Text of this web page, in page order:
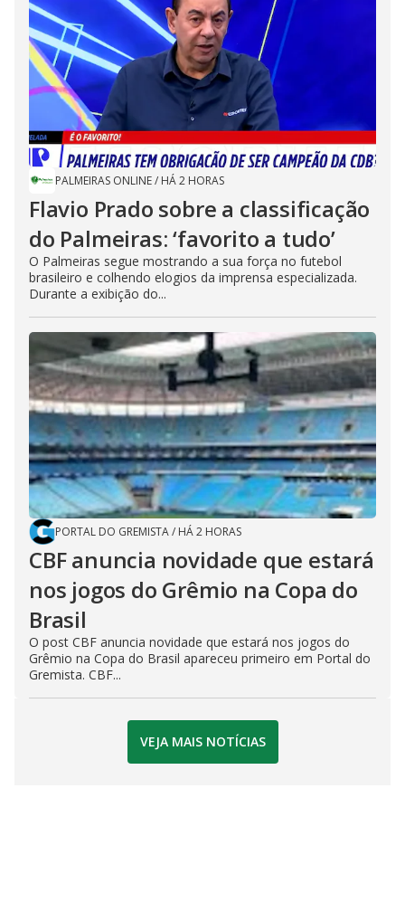
PALMEIRAS ONLINE/ HÁ 2 HORAS
Flavio Prado sobre a classificação
do Palmeiras: ‘favorito a tudo’
O Palmeiras segue mostrando a sua força no futebol
brasileiro e colhendo elogios da imprensa especializada.
Durante a exibição do...
PORTAL DO GREMISTA/ HÁ 2 HORAS
CBF anuncia novidade que estará
nos jogos do Grêmio na Copa do
Brasil
O post CBF anuncia novidade que estará nos jogos do
Grêmio na Copa do Brasil apareceu primeiro em Portal do
Gremista. CBF...
VEJA MAIS NOTÍCIAS